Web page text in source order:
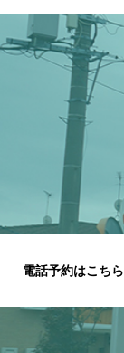
電話予約はこちら